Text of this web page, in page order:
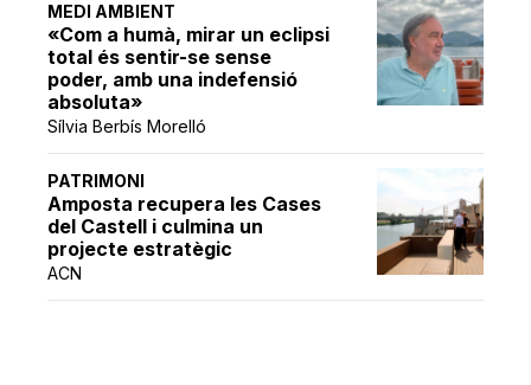
MEDI AMBIENT
«Com a humà, mirar un eclipsi
total és sentir-se sense
poder, amb una indefensió
absoluta»
Sílvia Berbís Morelló
PATRIMONI
Amposta recupera les Cases
del Castell i culmina un
projecte estratègic
ACN